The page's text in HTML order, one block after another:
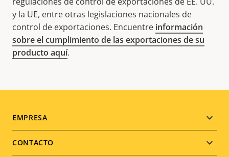
y la UE, entre otras legislaciones nacionales de
control de exportaciones. Encuentre información
sobre el cumplimiento de las exportaciones de su
producto aquí.
Footer
menu
EMPRESA
CONTACTO